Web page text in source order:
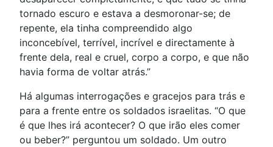
tornado escuro e estava a desmoronar-se; de
repente, ela tinha compreendido algo
inconcebível, terrível, incrível e directamente à
frente dela, real e cruel, corpo a corpo, e que não
havia forma de voltar atrás.”
Há algumas interrogações e gracejos para trás e
para a frente entre os soldados israelitas. “O que
é que lhes irá acontecer? O que irão eles comer
ou beber?” perguntou um soldado. Um outro